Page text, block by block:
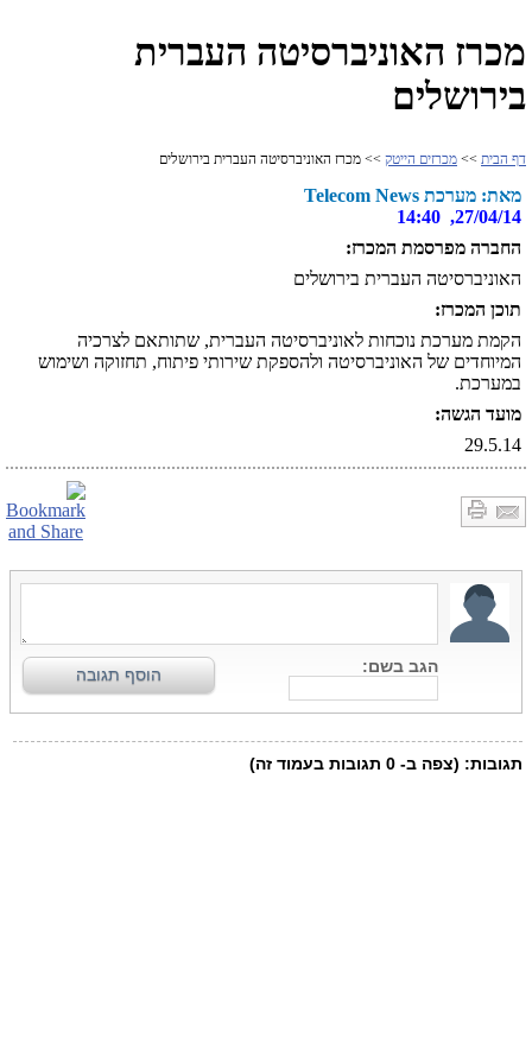
מכרז האוניברסיטה העברית
בירושלים
דף הבית >> מכרזים הייטק >> מכרז האוניברסיטה העברית בירושלים
מאת: מערכת Telecom News
27/04/14, 14:40
החברה מפרסמת המכרז:
האוניברסיטה העברית בירושלים
תוכן המכרז:
הקמת מערכת נוכחות לאוניברסיטה העברית, שתותאם לצרכיה
המיוחדים של האוניברסיטה ולהספקת שירותי פיתוח, תחזוקה ושימוש
במערכת.
מועד הגשה:
29.5.14